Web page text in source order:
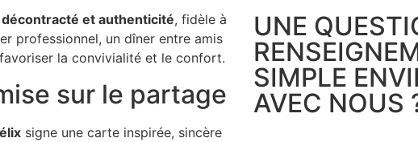
et authenticité, fidèle à
professionnel, un dîner entre amis
la convivialité et le confort.
sur le partage
signe une carte inspirée, sincère
UNE
SIMPLE
AVEC NOUS